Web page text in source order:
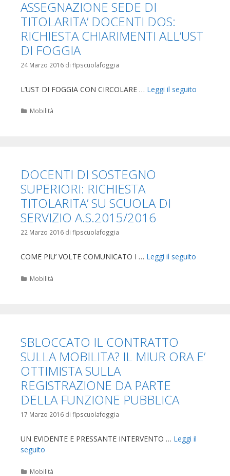
ASSEGNAZIONE SEDE DI
TITOLARITA’ DOCENTI DOS:
RICHIESTA CHIARIMENTI ALL’UST
DI FOGGIA
24 Marzo 2016 di flpscuolafoggia
L’UST DI FOGGIA CON CIRCOLARE … Leggi il seguito
Categorie
Mobilità
DOCENTI DI SOSTEGNO
SUPERIORI: RICHIESTA
TITOLARITA’ SU SCUOLA DI
SERVIZIO A.S.2015/2016
22 Marzo 2016 di flpscuolafoggia
COME PIU’ VOLTE COMUNICATO I … Leggi il seguito
Categorie
Mobilità
SBLOCCATO IL CONTRATTO
SULLA MOBILITA? IL MIUR ORA E’
OTTIMISTA SULLA
REGISTRAZIONE DA PARTE
DELLA FUNZIONE PUBBLICA
17 Marzo 2016 di flpscuolafoggia
UN EVIDENTE E PRESSANTE INTERVENTO … Leggi il
seguito
Categorie
Mobilità